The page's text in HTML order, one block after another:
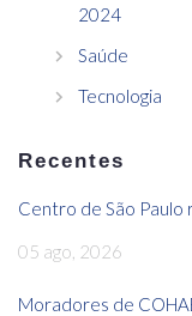
2024
Saúde
Tecnologia
Recentes
Centro de São
05 ago, 2026
Moradores de